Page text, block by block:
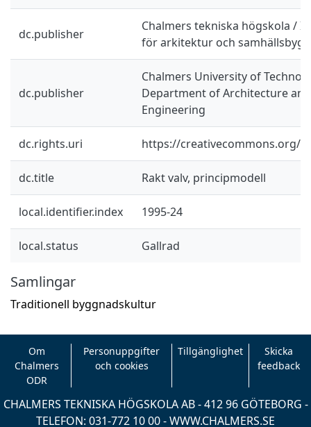
dc.publisher
Chalmers tekniska högskola /
för arkitektur och
dc.publisher
Chalmers University of
Department of Architecture
Engineering
dc.rights.uri https://creativecommons.org/
dc.title Rakt valv, principmodell
local.identifier.index 1995-24
local.status Gallrad
Samlingar
Traditionell byggnadskultur
Om
Chalmers
ODR
Personuppgifter
och cookies
Tillgänglighet
Skicka
feedback
CHALMERS TEKNISKA HÖGSKOLA AB - 412 96 GÖTEBORG -
TELEFON: 031-772 10 00 -WWW.CHALMERS.SE